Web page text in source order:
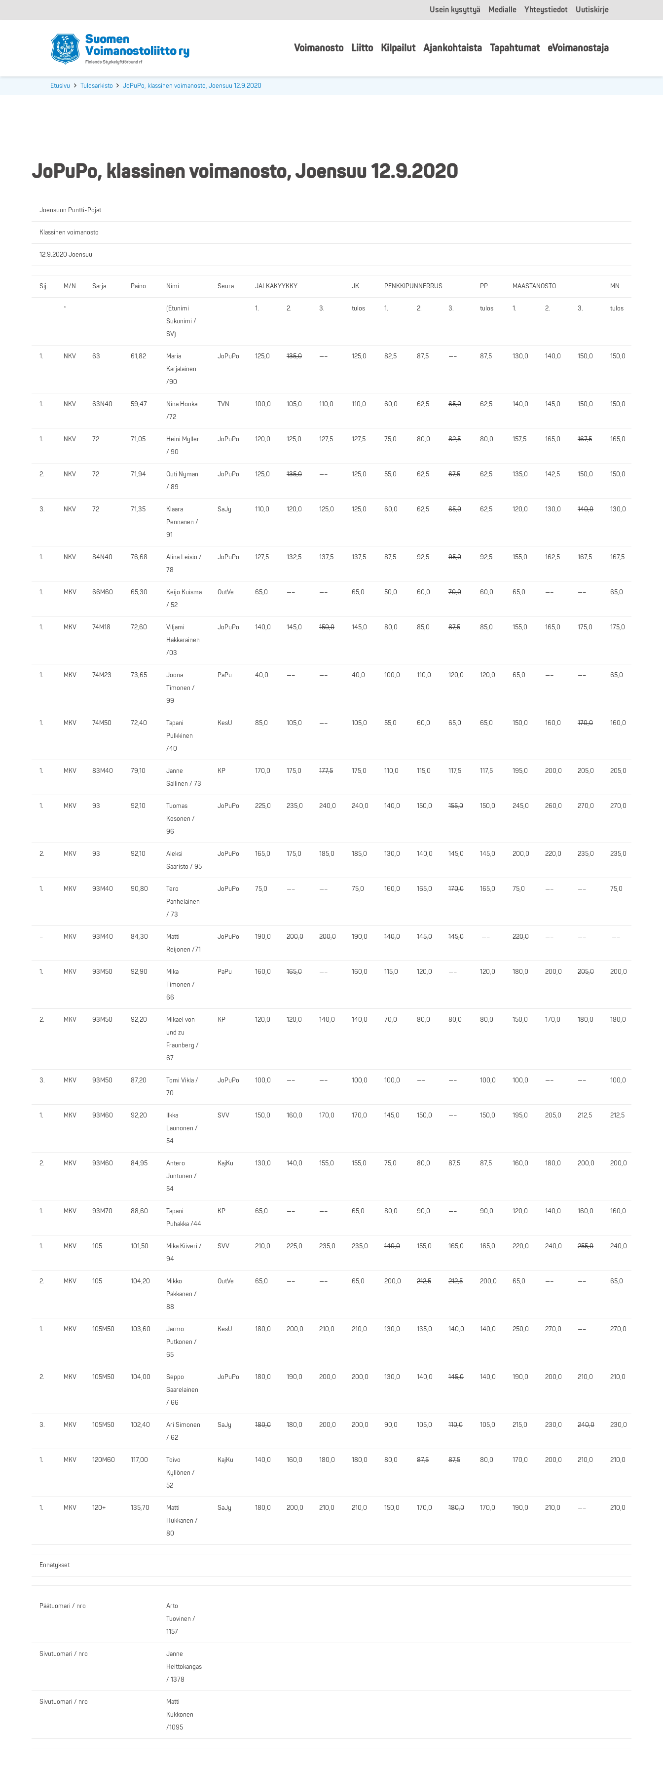
Usein kysyttyä Medialle Yhteystiedot Uutiskirje
Voimanosto Liitto Kilpailut Ajankohtaista Tapahtumat eVoimanostaja
Etusivu Tulosarkisto JoPuPo, klassinen voimanosto, Joensuu 12.9.2020
JoPuPo, klassinen voimanosto, Joensuu 12.9.2020
Joensuun Puntti-Pojat
Klassinen voimanosto
12.9.2020 Joensuu
Sij. M/N Sarja Paino Nimi Seura JALKAKYYKKY JK PENKKIPUNNERRUS PP MAASTANOSTO MN
*
(Etunimi
Sukunimi /
SV)
1. 2. 3. tulos 1. 2. 3. tulos 1. 2. 3. tulos
1. NKV 63 61,82
Maria
Karjalainen
/90
JoPuPo 125,0 135,0 —– 125,0 82,5 87,5 —– 87,5 130,0 140,0 150,0 150,0
1. NKV 63N40 59,47
Nina Honka
/72
TVN 100,0 105,0 110,0 110,0 60,0 62,5 65,0 62,5 140,0 145,0 150,0 150,0
1. NKV 72 71,05
Heini Myller
/ 90
JoPuPo 120,0 125,0 127,5 127,5 75,0 80,0 82,5 80,0 157,5 165,0 167,5 165,0
2. NKV 72 71,94
Outi Nyman
/ 89
JoPuPo 125,0 135,0 —– 125,0 55,0 62,5 67,5 62,5 135,0 142,5 150,0 150,0
3. NKV 72 71,35
Klaara
Pennanen /
91
SaJy 110,0 120,0 125,0 125,0 60,0 62,5 65,0 62,5 120,0 130,0 140,0 130,0
1. NKV 84N40 76,68
Alina Leisiö /
78
JoPuPo 127,5 132,5 137,5 137,5 87,5 92,5 95,0 92,5 155,0 162,5 167,5 167,5
1. MKV 66M60 65,30
Keijo Kuisma
/ 52
OutVe 65,0 —– —– 65,0 50,0 60,0 70,0 60,0 65,0 —– —– 65,0
1. MKV 74M18 72,60
Viljami
Hakkarainen
/03
JoPuPo 140,0 145,0 150,0 145,0 80,0 85,0 87,5 85,0 155,0 165,0 175,0 175,0
1. MKV 74M23 73,65
Joona
Timonen /
99
PaPu 40,0 —– —– 40,0 100,0 110,0 120,0 120,0 65,0 —– —– 65,0
1. MKV 74M50 72,40
Tapani
Pulkkinen
/40
KesU 85,0 105,0 —– 105,0 55,0 60,0 65,0 65,0 150,0 160,0 170,0 160,0
1. MKV 83M40 79,10
Janne
Sallinen / 73
KP 170,0 175,0 177,5 175,0 110,0 115,0 117,5 117,5 195,0 200,0 205,0 205,0
1. MKV 93 92,10
Tuomas
Kosonen /
96
JoPuPo 225,0 235,0 240,0 240,0 140,0 150,0 155,0 150,0 245,0 260,0 270,0 270,0
2. MKV 93 92,10
Aleksi
Saaristo / 95
JoPuPo 165,0 175,0 185,0 185,0 130,0 140,0 145,0 145,0 200,0 220,0 235,0 235,0
1. MKV 93M40 90,80
Tero
Panhelainen
/ 73
JoPuPo 75,0 —– —– 75,0 160,0 165,0 170,0 165,0 75,0 —– —– 75,0
– MKV 93M40 84,30
Matti
Reijonen /71
JoPuPo 190,0 200,0 200,0 190,0 140,0 145,0 145,0 —– 220,0 —– —– —–
1. MKV 93M50 92,90
Mika
Timonen /
66
PaPu 160,0 165,0 —– 160,0 115,0 120,0 —– 120,0 180,0 200,0 205,0 200,0
2. MKV 93M50 92,20
Mikael von
und zu
Fraunberg /
67
KP 120,0 120,0 140,0 140,0 70,0 80,0 80,0 80,0 150,0 170,0 180,0 180,0
3. MKV 93M50 87,20
Tomi Vikla /
70
JoPuPo 100,0 —– —– 100,0 100,0 —– —– 100,0 100,0 —– —– 100,0
1. MKV 93M60 92,20
Ilkka
Launonen /
54
SVV 150,0 160,0 170,0 170,0 145,0 150,0 —– 150,0 195,0 205,0 212,5 212,5
2. MKV 93M60 84,95
Antero
Juntunen /
54
KajKu 130,0 140,0 155,0 155,0 75,0 80,0 87,5 87,5 160,0 180,0 200,0 200,0
1. MKV 93M70 88,60
Tapani
Puhakka /44
KP 65,0 —– —– 65,0 80,0 90,0 —– 90,0 120,0 140,0 160,0 160,0
1. MKV 105 101,50
Mika Kiiveri /
94
SVV 210,0 225,0 235,0 235,0 140,0 155,0 165,0 165,0 220,0 240,0 255,0 240,0
2. MKV 105 104,20
Mikko
Pakkanen /
88
OutVe 65,0 —– —– 65,0 200,0 212,5 212,5 200,0 65,0 —– —– 65,0
1. MKV 105M50 103,60
Jarmo
Putkonen /
65
KesU 180,0 200,0 210,0 210,0 130,0 135,0 140,0 140,0 250,0 270,0 —– 270,0
2. MKV 105M50 104,00
Seppo
Saarelainen
/ 66
JoPuPo 180,0 190,0 200,0 200,0 130,0 140,0 145,0 140,0 190,0 200,0 210,0 210,0
3. MKV 105M50 102,40
Ari Simonen
/ 62
SaJy 180,0 180,0 200,0 200,0 90,0 105,0 110,0 105,0 215,0 230,0 240,0 230,0
1. MKV 120M60 117,00
Toivo
Kyllönen /
52
KajKu 140,0 160,0 180,0 180,0 80,0 87,5 87,5 80,0 170,0 200,0 210,0 210,0
1. MKV 120+ 135,70
Matti
Hukkanen /
80
SaJy 180,0 200,0 210,0 210,0 150,0 170,0 180,0 170,0 190,0 210,0 —– 210,0
Ennätykset
Päätuomari / nro
Arto
Tuovinen /
1157
Sivutuomari / nro
Janne
Heittokangas
/ 1378
Sivutuomari / nro
Matti
Kukkonen
/1095